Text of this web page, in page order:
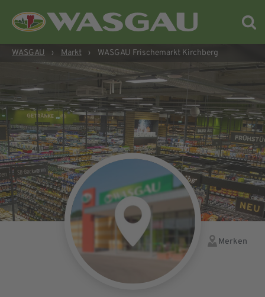
WASGAU › Markt › WASGAU Frischemarkt Kirchberg
Merken